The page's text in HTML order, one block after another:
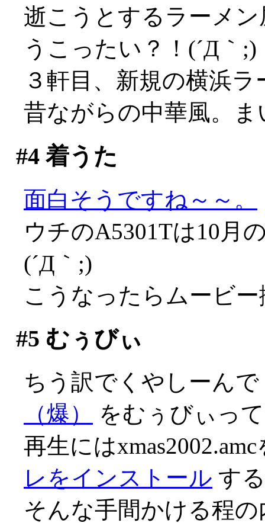
逝こうとするラーメ
うこったい？！(´Д｀;)
３軒目、新規の横浜
昔ながらの中華風。
#4着うた
面白そうですね～～。
ウチのA5301Tは10月
(´Д｀;)
こうなったらムービ
#5 むぅびぃ
ちう訳でくやしーんで
（爆）
をむぅびぃっ
再生には
レをインストール す
そんな手間かける程